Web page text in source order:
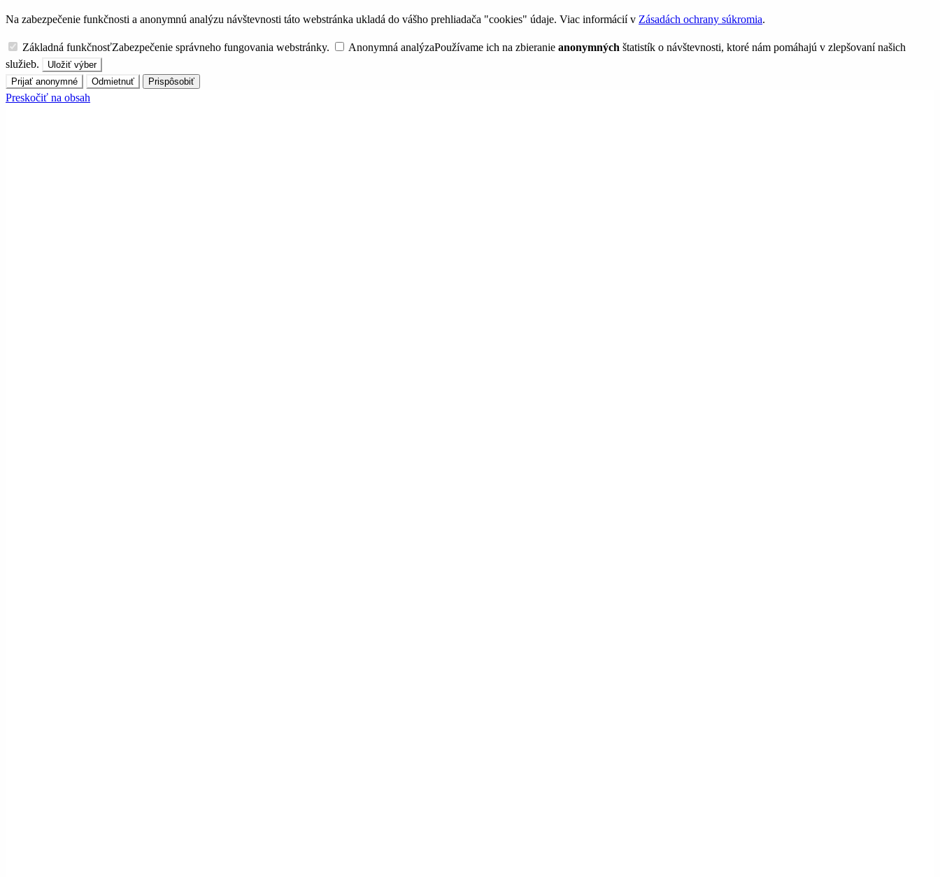
Na zabezpečenie funkčnosti a anonymnú analýzu návštevnosti táto webstránka ukladá do vášho prehliadača "cookies" údaje. Viac informácií v Zásadách ochrany súkromia.
Základná funkčnosťZabezpečenie správneho fungovania webstránky. Anonymná analýzaPoužívame ich na zbieranie anonymných štatistík o návštevnosti, ktoré nám pomáhajú v zlepšovaní našich
služieb.
Uložiť výber
Prijať anonymné
Odmietnuť Prispôsobiť
Preskočiť na obsah